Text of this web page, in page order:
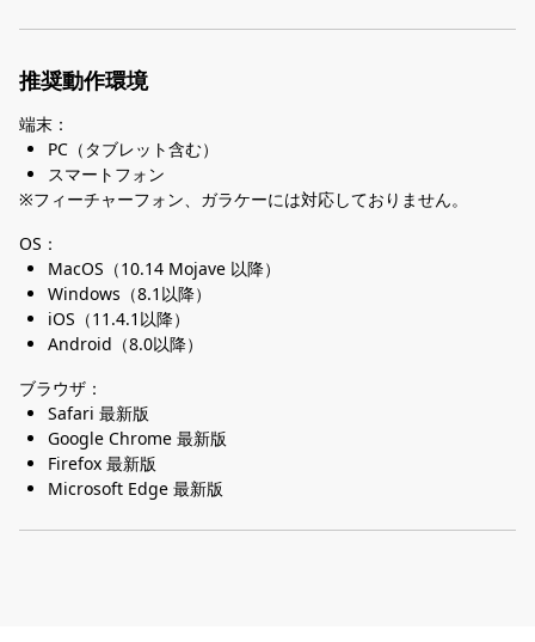
推奨動作環境
端末：
PC（タブレット含む）
スマートフォン
※フィーチャーフォン、ガラケーには対応しておりません。
OS：
MacOS（10.14 Mojave 以降）
Windows（8.1以降）
iOS（11.4.1以降）
Android（8.0以降）
ブラウザ：
Safari 最新版
Google Chrome 最新版
Firefox 最新版
Microsoft Edge 最新版